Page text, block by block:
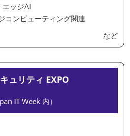
エッジAI
コンピューティング関連
など
ュリティ EXPO
IT Week 内）